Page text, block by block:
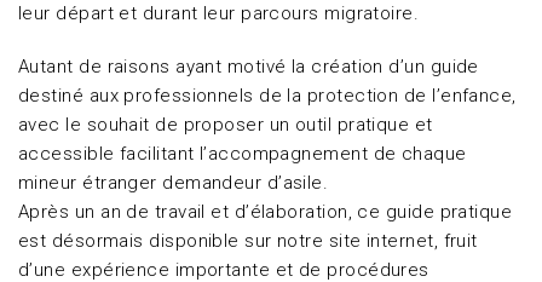
leur départ et durant leur parcours migratoire.
Autant de raisons ayant motivé la création d’un guide
destiné aux professionnels de la protection de l’enfance,
avec le souhait de proposer un outil pratique et
accessible facilitant l’accompagnement de chaque
mineur étranger demandeur d’asile.
Après un an de travail et d’élaboration, ce guide pratique
est désormais disponible sur notre site internet, fruit
d’une expérience importante et de procédures